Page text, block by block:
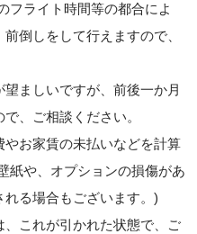
フライト時間等の都合によ
倒しをして行えますので、
ましいですが、前後一か月
、ご相談ください。
お家賃の未払いなどを計算
紙や、オプションの損傷があ
る場合もございます。)
これが引かれた状態で、ご